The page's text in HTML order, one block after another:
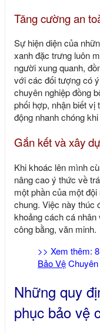
Tăng cường an
Sự hiện diện của
xanh đặc trưng luôn
người xung quanh,
với các đối tượng có
chuyên nghiệpđồng
phối hợp, nhận biết vị
động nhanh chóng
Gắn kết và xây
Khi khoác lên mình
nâng cao ý thức về
một phần của một
chung. Việc này thúc
khoảng cách cá
công bằng, văn minh.
>> Xem thêm: 8
Bảo Vệ
Những quy
phục bảo vệ